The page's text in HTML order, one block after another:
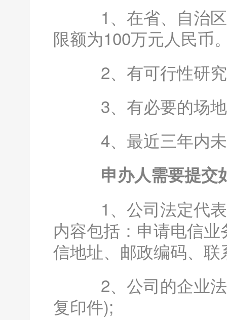
1、在省、自治区
限额为100万元人民币
2、有可行性研究
3、有必要的场地
4、最近三年内未
申办人需要提交
1、公司法定代表
内容包括：申请电信
信地址、邮政编码、
2、公司的企业法
复印件);